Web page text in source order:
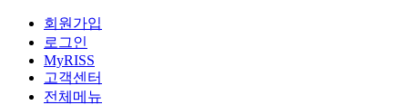
회원가입
로그인
MyRISS
고객센터
전체메뉴